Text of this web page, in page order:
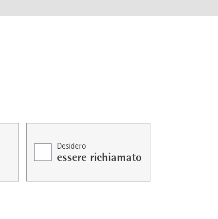
Desidero
essere richiamato